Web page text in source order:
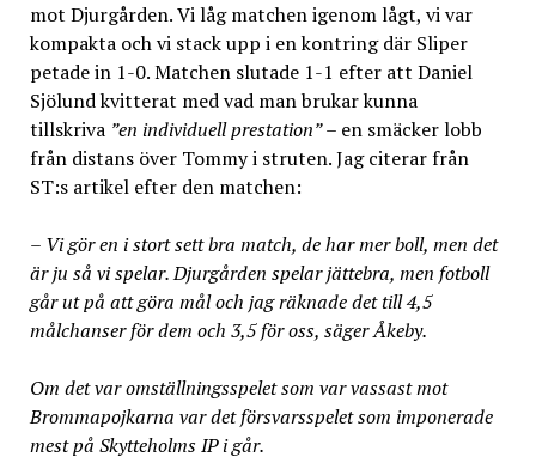
mot Djurgården. Vi låg matchen igenom lågt, vi var
kompakta och vi stack upp i en kontring där Sliper
petade in 1-0. Matchen slutade 1-1 efter att Daniel
Sjölund kvitterat med vad man brukar kunna
tillskriva ”en individuell prestation”– en smäcker lobb
från distans över Tommy i struten. Jag citerar från
ST:s artikel efter den matchen:
– Vi gör en i stort sett bra match, de har mer boll, men det
är ju så vi spelar. Djurgården spelar jättebra, men fotboll
går ut på att göra mål och jag räknade det till 4,5
målchanser för dem och 3,5 för oss, säger Åkeby.
Om det var omställningsspelet som var vassast mot
Brommapojkarna var det försvarsspelet som imponerade
mest på Skytteholms IP i går.